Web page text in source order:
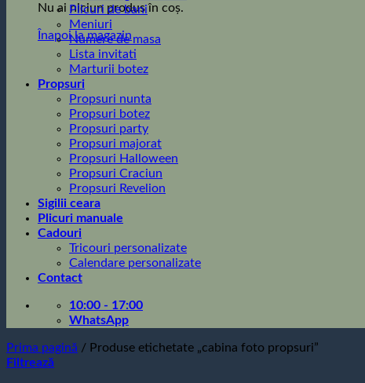
Nu ai niciun produs în coș.
Înapoi la magazin
Plicuri de bani
Meniuri
Numere de masa
Lista invitati
Marturii botez
Propsuri
Propsuri nunta
Propsuri botez
Propsuri party
Propsuri majorat
Propsuri Halloween
Propsuri Craciun
Propsuri Revelion
Sigilii ceara
Plicuri manuale
Cadouri
Tricouri personalizate
Calendare personalizate
Contact
10:00 - 17:00
WhatsApp
Prima pagină / Produse etichetate „cabina foto propsuri”
Filtrează